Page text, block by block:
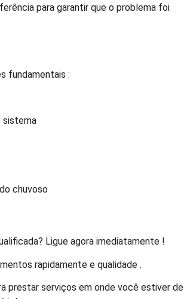
para garantir que o problema foi
fundamentais :
sistema
chuvoso
Ligue agora imediatamente !
rapidamente e qualidade .
prestar serviços em onde você estiver de